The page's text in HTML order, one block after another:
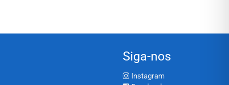
Siga-nos
Instagram